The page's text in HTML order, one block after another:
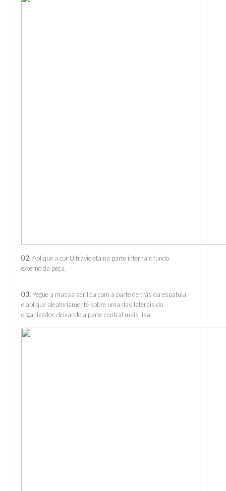
02.Aplique a cor Ultravioleta na parte interna e fundo
externo da peça.
03. Pegue a massa acrílica com a parte de trás da espátula
e aplique aleatoriamente sobre uma das laterais do
organizador, deixando a parte central mais lisa.